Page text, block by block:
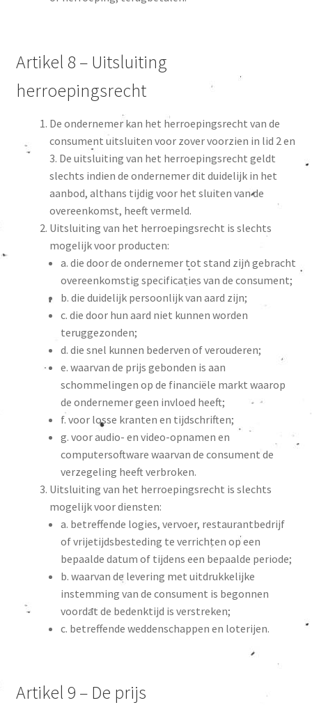
Artikel 8 – Uitsluiting
herroepingsrecht
De ondernemer kan het herroepingsrecht van de
consument uitsluiten voor zover voorzien in lid 2 en
3. De uitsluiting van het herroepingsrecht geldt
slechts indien de ondernemer dit duidelijk in het
aanbod, althans tijdig voor het sluiten van de
overeenkomst, heeft vermeld.
Uitsluiting van het herroepingsrecht is slechts
mogelijk voor producten:
a. die door de ondernemer tot stand zijn gebracht
overeenkomstig specificaties van de consument;
b. die duidelijk persoonlijk van aard zijn;
c. die door hun aard niet kunnen worden
teruggezonden;
d. die snel kunnen bederven of verouderen;
e. waarvan de prijs gebonden is aan
schommelingen op de financiële markt waarop
de ondernemer geen invloed heeft;
f. voor losse kranten en tijdschriften;
g. voor audio- en video-opnamen en
computersoftware waarvan de consument de
verzegeling heeft verbroken.
Uitsluiting van het herroepingsrecht is slechts
mogelijk voor diensten:
a. betreffende logies, vervoer, restaurantbedrijf
of vrijetijdsbesteding te verrichten op een
bepaalde datum of tijdens een bepaalde periode;
b. waarvan de levering met uitdrukkelijke
instemming van de consument is begonnen
voordat de bedenktijd is verstreken;
c. betreffende weddenschappen en loterijen.
Artikel 9 – De prijs